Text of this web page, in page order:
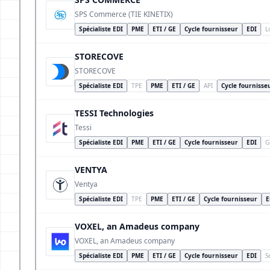
SPS Commerce (TIE KINETIX)
Spécialiste EDI PME ETI / GE Cycle fournisseur EDI
STORECOVE
STORECOVE
Spécialiste EDI TPE PME ETI / GE API Cycle
TESSI Technologies
Tessi
Spécialiste EDI PME ETI / GE Cycle fournisseur EDI
VENTYA
Ventya
Spécialiste EDI TPE PME ETI / GE Cycle fournisseur
VOXEL, an Amadeus company
VOXEL, an Amadeus company
Spécialiste EDI PME ETI / GE Cycle fournisseur EDI